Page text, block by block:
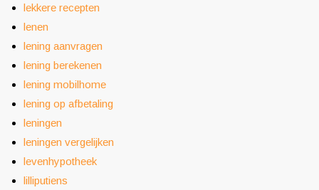
lekkere recepten
lenen
lening aanvragen
lening berekenen
lening mobilhome
lening op afbetaling
leningen
leningen vergelijken
levenhypotheek
lilliputiens